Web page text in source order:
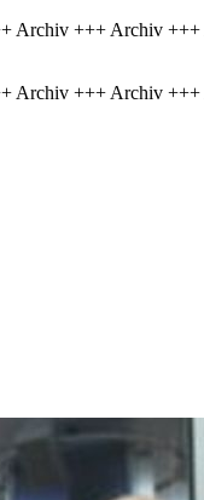
+++ Archiv
+++ Archiv